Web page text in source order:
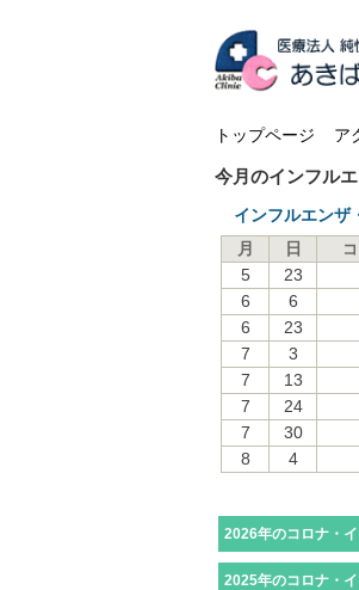
トップページ ア
今月のインフル
インフルエンザ
月
日
5 23
6
6
6
23
7
3
7
13
7
24
7
30
8
4
2026年のコロナ・
2025年のコロナ・